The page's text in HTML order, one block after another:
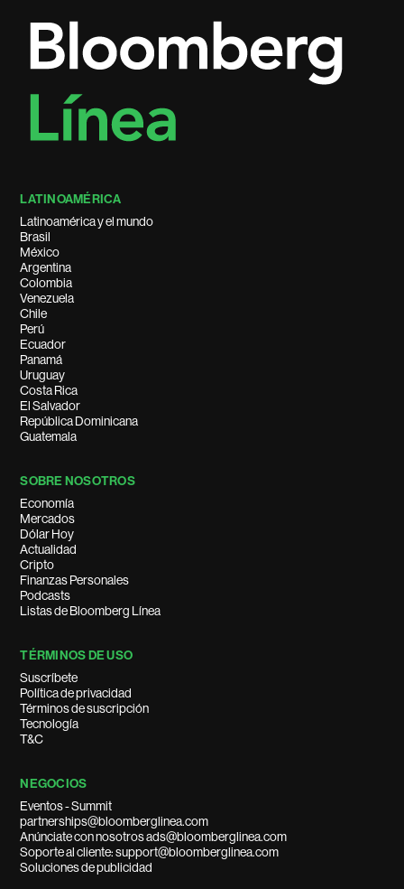
LATINOAMÉRICA
Latinoamérica y el mundo
Brasil
México
Argentina
Colombia
Venezuela
Chile
Perú
Ecuador
Panamá
Uruguay
Costa Rica
El Salvador
República Dominicana
Guatemala
SOBRE NOSOTROS
Economía
Mercados
Dólar Hoy
Actualidad
Cripto
Finanzas Personales
Podcasts
Listas de Bloomberg Línea
TÉRMINOS DE USO
Suscríbete
Política de privacidad
Términos de suscripción
Tecnología
T&C
NEGOCIOS
Eventos - Summit
partnerships@bloomberglinea.com
Anúnciate con nosotros ads@bloomberglinea.com
Soporte al cliente: support@bloomberglinea.com
Soluciones de publicidad